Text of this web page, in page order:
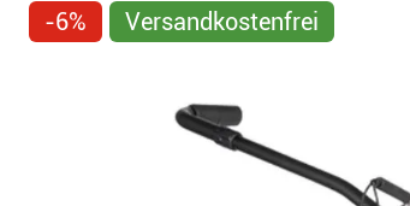
-6% Versandkostenfrei